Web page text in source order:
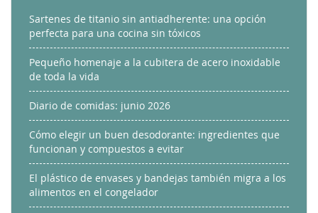
Sartenes de titanio sin antiadherente: una opción
perfecta para una cocina sin tóxicos
Pequeño homenaje a la cubitera de acero inoxidable
de toda la vida
Diario de comidas: junio 2026
Cómo elegir un buen desodorante: ingredientes que
funcionan y compuestos a evitar
El plástico de envases y bandejas también migra a los
alimentos en el congelador